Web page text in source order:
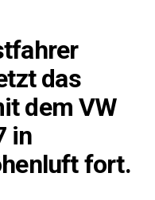
das
dem VW
in
fort.